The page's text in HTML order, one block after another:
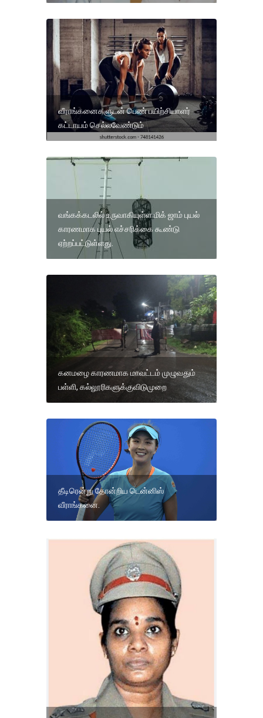
வீராங்கனைகளுடன் பெண் பயிற்சியாளர்
கட்டாயம் செல்லவேண்டும்
வங்கக்கடலில் உருவாகியுள்ள மிக் ஜாம் புயல்
காரணமாக புயல் எச்சரிக்கை கூண்டு
ஏற்றப்பட்டுள்ளது‌‌.
கனமழை காரணமாக மாவட்டம் முழுவதும்
பள்ளி, கல்லூரிகளுக்குவிடுமுறை
தீடிரென்று தோன்றிய டென்னிஸ்
வீராங்கனை.